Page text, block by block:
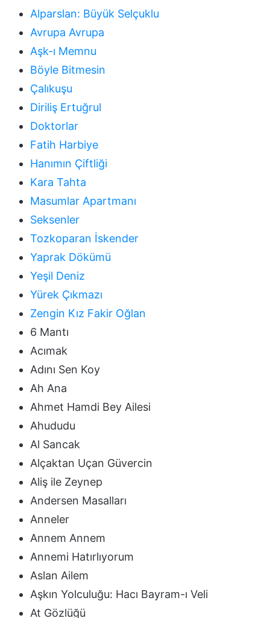
Alparslan: Büyük Selçuklu
Avrupa Avrupa
Aşk-ı Memnu
Böyle Bitmesin
Çalıkuşu
Diriliş Ertuğrul
Doktorlar
Fatih Harbiye
Hanımın Çiftliği
Kara Tahta
Masumlar Apartmanı
Seksenler
Tozkoparan İskender
Yaprak Dökümü
Yeşil Deniz
Yürek Çıkmazı
Zengin Kız Fakir Oğlan
6 Mantı
Acımak
Adını Sen Koy
Ah Ana
Ahmet Hamdi Bey Ailesi
Ahududu
Al Sancak
Alçaktan Uçan Güvercin
Aliş ile Zeynep
Andersen Masalları
Anneler
Annem Annem
Annemi Hatırlıyorum
Aslan Ailem
Aşkın Yolculuğu: Hacı Bayram-ı Veli
At Gözlüğü